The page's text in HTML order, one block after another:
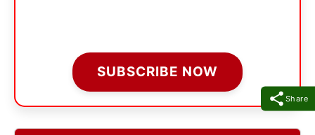
Share
SUBSCRIBE NOW